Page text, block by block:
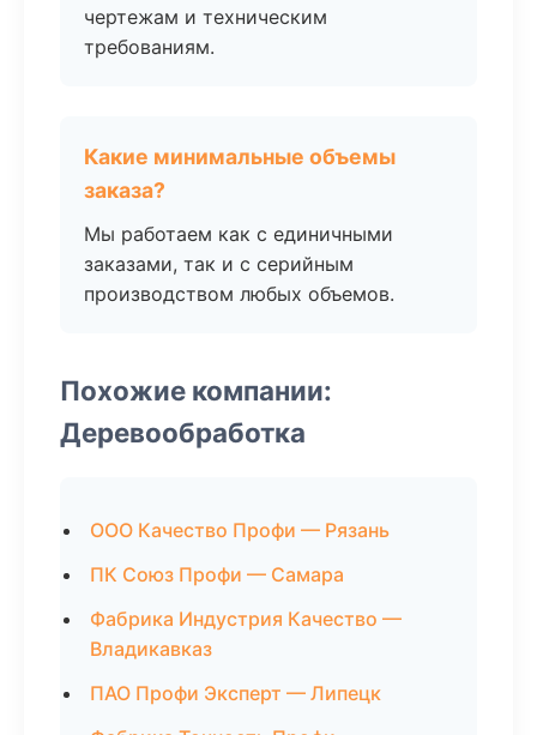
чертежам и техническим
требованиям.
Какие минимальные объемы
заказа?
Мы работаем как с единичными
заказами, так и с серийным
производством любых объемов.
Похожие компании:
Деревообработка
ООО Качество Профи — Рязань
ПК Союз Профи — Самара
Фабрика Индустрия Качество —
Владикавказ
ПАО Профи Эксперт — Липецк